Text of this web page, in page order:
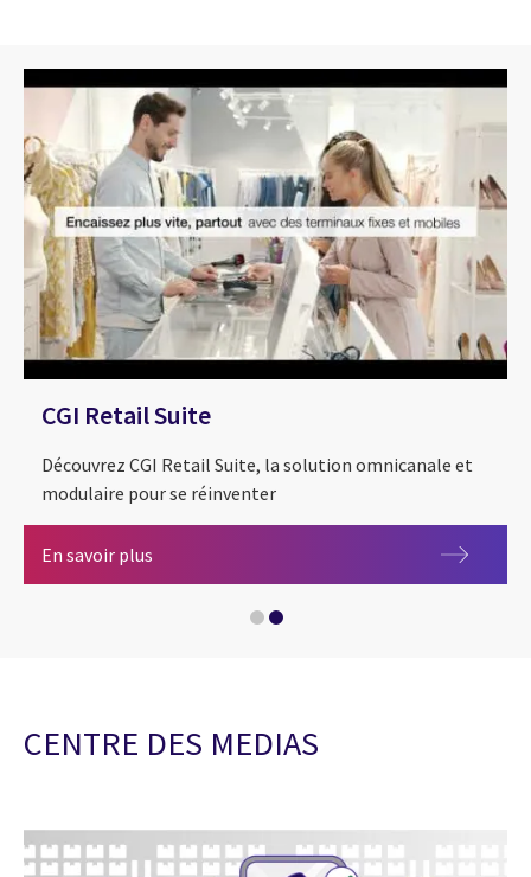
CGI Retail Suite
Découvrez CGI Retail Suite, la solution omnicanale et
modulaire pour se réinventer
En savoir plus
CENTRE DES MEDIAS